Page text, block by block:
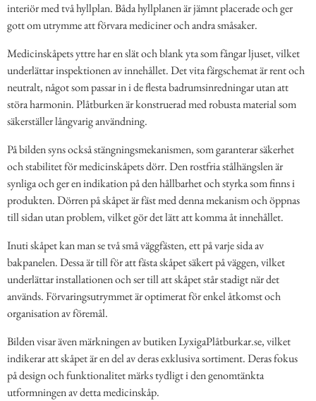
interiör med två hyllplan. Båda hyllplanen är jämnt placerade och ger
gott om utrymme att förvara mediciner och andra småsaker.
Medicinskåpets yttre har en slät och blank yta som fångar ljuset, vilket
underlättar inspektionen av innehållet. Det vita färgschemat är rent och
neutralt, något som passar in i de flesta badrumsinredningar utan att
störa harmonin. Plåtburken är konstruerad med robusta material som
säkerställer långvarig användning.
På bilden syns också stängningsmekanismen, som garanterar säkerhet
och stabilitet för medicinskåpets dörr. Den rostfria stålhängslen är
synliga och ger en indikation på den hållbarhet och styrka som finns i
produkten. Dörren på skåpet är fäst med denna mekanism och öppnas
till sidan utan problem, vilket gör det lätt att komma åt innehållet.
Inuti skåpet kan man se två små väggfästen, ett på varje sida av
bakpanelen. Dessa är till för att fästa skåpet säkert på väggen, vilket
underlättar installationen och ser till att skåpet står stadigt när det
används. Förvaringsutrymmet är optimerat för enkel åtkomst och
organisation av föremål.
Bilden visar även märkningen av butiken LyxigaPlåtburkar.se, vilket
indikerar att skåpet är en del av deras exklusiva sortiment. Deras fokus
på design och funktionalitet märks tydligt i den genomtänkta
utformningen av detta medicinskåp.